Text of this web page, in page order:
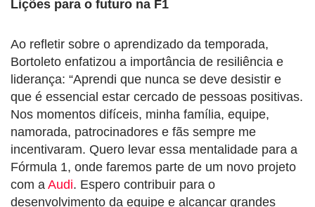
Lições para o futuro na F1
Ao refletir sobre o aprendizado da temporada,
Bortoleto enfatizou a importância de resiliência e
liderança: “Aprendi que nunca se deve desistir e
que é essencial estar cercado de pessoas positivas.
Nos momentos difíceis, minha família, equipe,
namorada, patrocinadores e fãs sempre me
incentivaram. Quero levar essa mentalidade para a
Fórmula 1, onde faremos parte de um novo projeto
com a Audi. Espero contribuir para o
desenvolvimento da equipe e alcançar grandes